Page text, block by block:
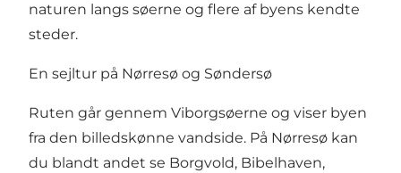
naturen langs søerne og flere af byens kendte
steder.
En sejltur på Nørresø og Søndersø
Ruten går gennem Viborgsøerne og viser byen
fra den billedskønne vandside. På Nørresø kan
du blandt andet se Borgvold, Bibelhaven,